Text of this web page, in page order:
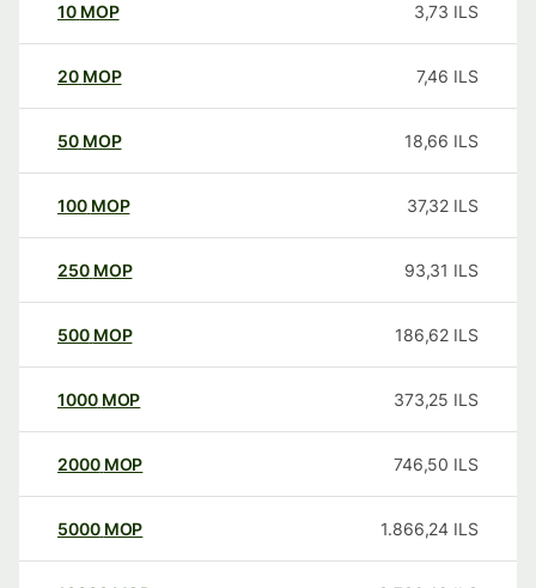
10 MOP 3,73 ILS
20 MOP 7,46 ILS
50 MOP 18,66 ILS
100 MOP 37,32 ILS
250 MOP 93,31 ILS
500 MOP 186,62 ILS
1000 MOP 373,25 ILS
2000 MOP 746,50 ILS
5000 MOP 1.866,24 ILS